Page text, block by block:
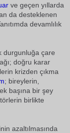
ve geçen yıllarda
da desteklenen
devamlılık
durgunluğa çare
doğru karar
lerin krizden çıkma
; bireylerin,
başına bir şey
birlikte
azaltılmasında